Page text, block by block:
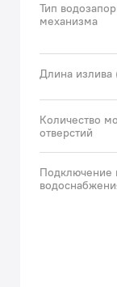
Тип
механизма
Длина
Количество
отверстий
Подключение